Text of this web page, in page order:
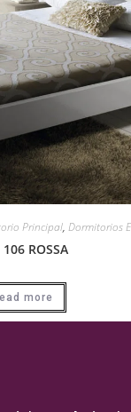
Principal, Dormitorios
106 ROSSA
more